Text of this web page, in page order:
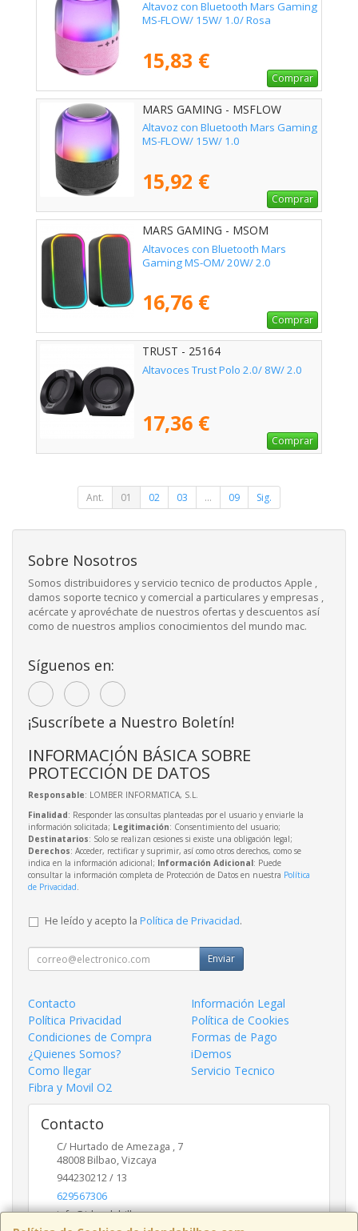
Altavoz con Bluetooth Mars Gaming
MS-FLOW/ 15W/ 1.0/ Rosa
15,83 €
Comprar
MARS GAMING - MSFLOW
Altavoz con Bluetooth Mars Gaming
MS-FLOW/ 15W/ 1.0
15,92 €
Comprar
MARS GAMING - MSOM
Altavoces con Bluetooth Mars
Gaming MS-OM/ 20W/ 2.0
16,76 €
Comprar
TRUST - 25164
Altavoces Trust Polo 2.0/ 8W/ 2.0
17,36 €
Comprar
Ant. 01 02 03 ... 09 Sig.
Sobre Nosotros
Somos distribuidores y servicio tecnico de productos Apple ,
damos soporte tecnico y comercial a particulares y empresas ,
acércate y aprovéchate de nuestros ofertas y descuentos así
como de nuestros amplios conocimientos del mundo mac.
Síguenos en:
¡Suscríbete a Nuestro Boletín!
INFORMACIÓN BÁSICA SOBRE
PROTECCIÓN DE DATOS
Responsable: LOMBER INFORMATICA, S.L.
Finalidad: Responder las consultas planteadas por el usuario y enviarle la
información solicitada; Legitimación: Consentimiento del usuario;
Destinatarios: Solo se realizan cesiones si existe una obligación legal;
Derechos: Acceder, rectificar y suprimir, así como otros derechos, como se
indica en la información adicional; Información Adicional: Puede
consultar la información completa de Protección de Datos en nuestra Política
de Privacidad.
He leído y acepto la Política de Privacidad.
Enviar
Contacto
Información Legal
Política Privacidad
Política de Cookies
Condiciones de Compra
Formas de Pago
¿Quienes Somos?
iDemos
Como llegar
Servicio Tecnico
Fibra y Movil O2
Contacto
C/ Hurtado de Amezaga , 7
48008 Bilbao,Vizcaya
944230212 / 13
629567306
info@idendabilbao.com